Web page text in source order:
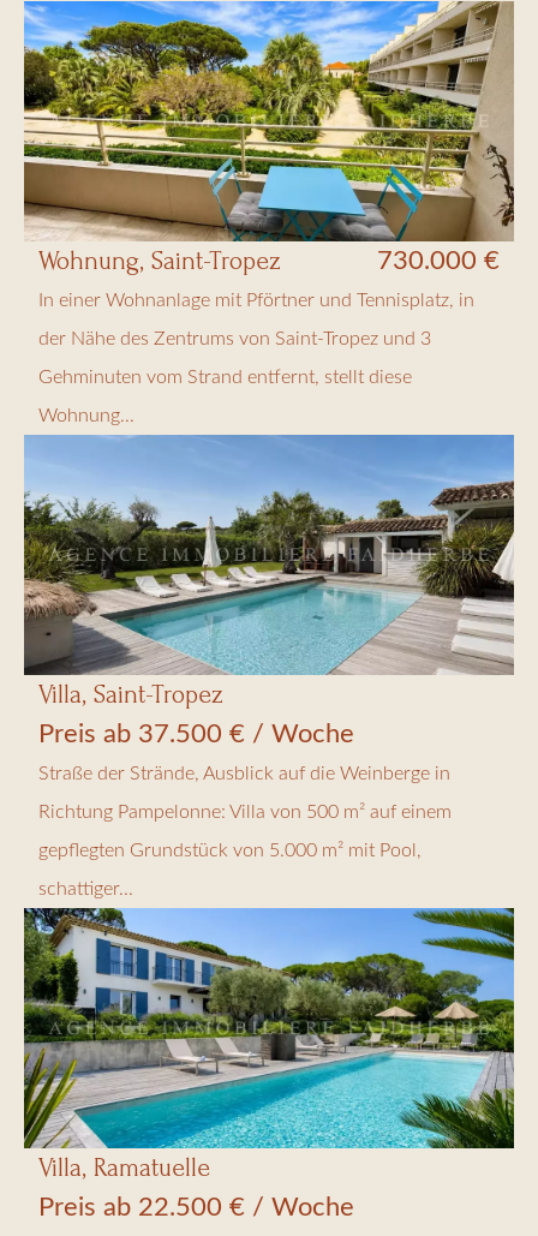
Wohnung, Saint-Tropez 730.000 €
In einer Wohnanlage mit Pförtner und Tennisplatz, in
der Nähe des Zentrums von Saint-Tropez und 3
Gehminuten vom Strand entfernt, stellt diese
Wohnung...
Villa, Saint-Tropez
Preis ab 37.500 € / Woche
Straße der Strände, Ausblick auf die Weinberge in
Richtung Pampelonne: Villa von 500 m² auf einem
gepflegten Grundstück von 5.000 m² mit Pool,
schattiger...
Villa, Ramatuelle
Preis ab 22.500 € / Woche